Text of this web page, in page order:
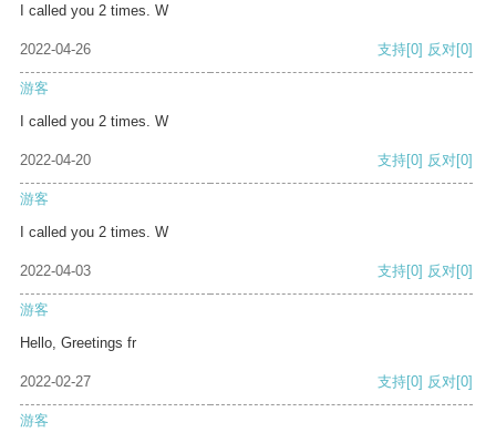
I called you 2 times. W
2022-04-26 支持[0] 反对[0]
游客
I called you 2 times. W
2022-04-20 支持[0] 反对[0]
游客
I called you 2 times. W
2022-04-03 支持[0] 反对[0]
游客
Hello, Greetings fr
2022-02-27 支持[0] 反对[0]
游客